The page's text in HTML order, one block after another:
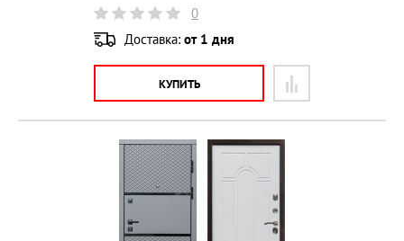
0
Доставка: от 1 дня
КУПИТЬ